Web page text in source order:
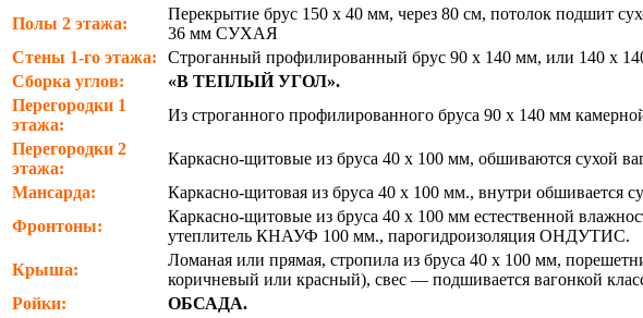
Полы 2 этажа:
Перекрытие брус 150 х 40 мм, через 80 см, потолок подшит
36 мм СУХАЯ
Стены 1-го этажа:
Строганный профилированный брус 90 х 140 мм, или 140 х
Сборка углов:
«В ТЕПЛЫЙ УГОЛ».
Перегородки 1
этажа:
Из строганного профилированного бруса 90 х 140 мм
Перегородки 2
этажа:
Каркасно-щитовые из бруса 40 х 100 мм, обшиваются сухой
Мансарда:
Каркасно-щитовая из бруса 40 х 100 мм., внутри обшивается
Фронтоны:
Каркасно-щитовые из бруса 40 х 100 мм естественной
утеплитель КНАУФ 100 мм., парогидроизоляция ОНДУТИС.
Крыша:
Ломаная или прямая, стропила из бруса 40 х 100 мм,
коричневый или красный), свес — подшивается вагонкой
Ройки:
ОБСАДА.